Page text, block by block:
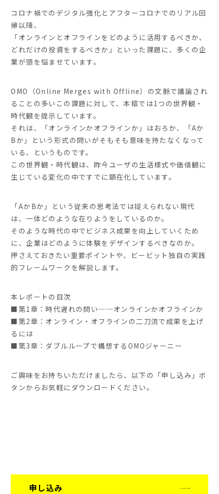
コロナ禍でのデジタル強化とアフターコロナでのリアル回
帰以降、
「オンラインとオフラインをどのように活用するべきか、
どれだけの投資をするべきか」といった課題に、多くの企
業が頭を悩ませています。
OMO（Online Merges with Offline）の文脈で議論され
ることの多いこの課題に対して、本稿では1つの世界観・
時代観を提示しています。
それは、「オンラインかオフラインか」はおろか、「Aか
Bか」という形式の問いがそもそも意味を持たなくなって
いる、というものです。
この世界観・時代観は、昨今ユーザの生活様式や価値観に
生じている変化の中ですでに顕在化しています。
「AかBか」という従来の思考法では捉えられない現代
は、一体どのような在りようをしているのか。
そのような時代の中でビジネス成果を向上していくため
に、企業はどのように体験をデザインするべきなのか。
押さえておきたい重要ポイントや、ビービット独自の実践
的フレームワークを解説します。
本レポートの目次
■第1章：時代遅れの問い──オンラインかオフラインか
■第2章：オンライン・オフラインの二刀流で成果を上げ
るには
■第3章：ダブルループで構想するOMOジャーニー
ご興味をお持ちいただけましたら、以下の「申し込み」ボ
タンからお気軽にダウンロードください。
申し込み